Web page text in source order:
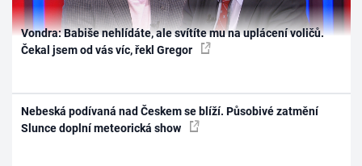
Vondra: Babiše nehlídáte, ale svítíte mu na uplácení voličů.
Čekal jsem od vás víc, řekl Gregor
Nebeská podívaná nad Českem se blíží. Působivé zatmění
Slunce doplní meteorická show